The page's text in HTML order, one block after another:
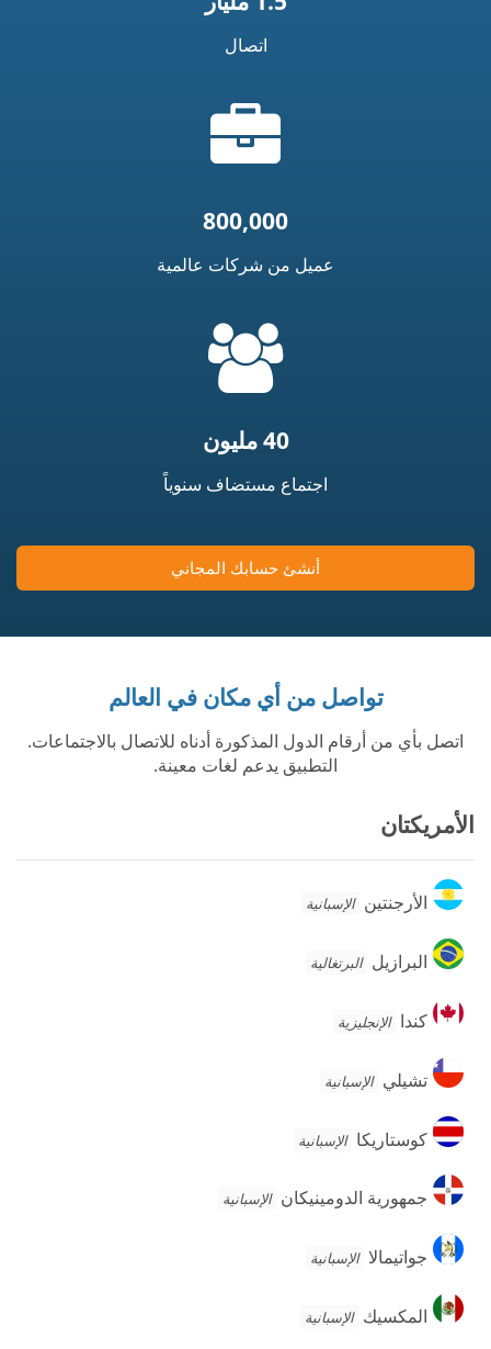
اتصال
الحقيبة
800,000
عميل من شركات عالمية
40 مليون
اجتماع مستضاف سنوياً
أنشئ حسابك المجاني
تواصل من أي مكان في العالم
اتصل بأي من أرقام الدول المذكورة أدناه للاتصال بالاجتماعات.
التطبيق يدعم لغات معينة.
الأمريكتان
الأرجنتين
الأرجنتين الإسبانية
البرازيل
البرازيل البرتغالية
كنداكندا الإنجليزية
تشيلي
تشيلي الإسبانية
كوستاريكا
كوستاريكا الإسبانية
جمهورية
الدومينيكان
جمهورية الدومينيكان الإسبانية
جواتيمالا
جواتيمالا الإسبانية
المكسيك
المكسيك الإسبانية